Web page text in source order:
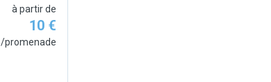
à partir de
10 €
/promenade